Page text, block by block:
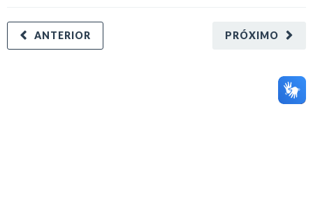
PRÓXIMO
ANTERIOR